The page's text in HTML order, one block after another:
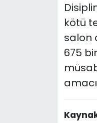
kötü
salon
675